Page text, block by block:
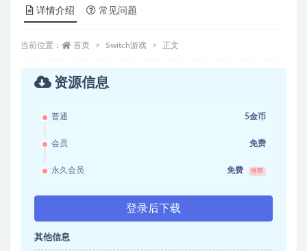
详情介绍 常见问题
当前位置： 首页 Switch游戏 正文
资源信息
普通 5金币
会员 免费
永久会员 免费 推荐
登录后下载
其他信息